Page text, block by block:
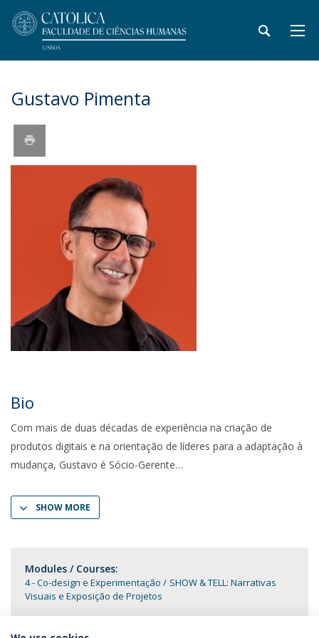
Gustavo Pimenta
Bio
Com mais de duas décadas de experiência na criação de
produtos digitais e na orientação de líderes para a adaptação à
mudança, Gustavo é Sócio-Gerente
SHOW MORE
Modules / Courses:
4 - Co-design e Experimentação
SHOW & TELL: Narrativas
Visuais e Exposição de Projetos